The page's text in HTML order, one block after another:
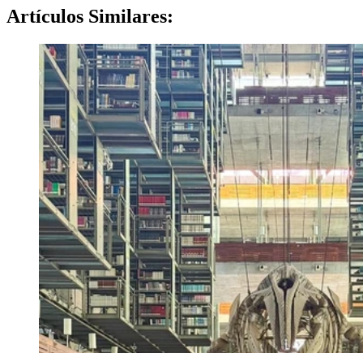
Artículos Similares: